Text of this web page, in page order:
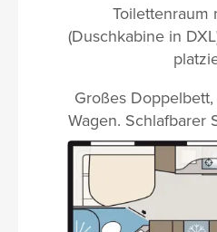
Toilettenraum
(Duschkabine in
Großes
Wagen. Schlafbarer